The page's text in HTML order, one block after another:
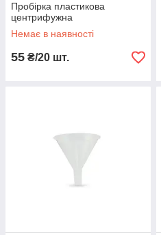
Пробірка пластикова
центрифужна
Немає в наявності
55 ₴/20 шт.